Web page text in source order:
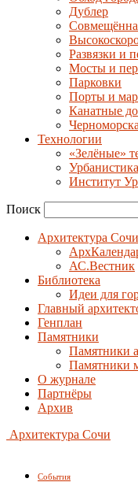
Дублер
Развязки и
Мосты и
Парковки
Порты и
Канатные
Технологии
«Зелёные»
Урбанистика
Институт
Поиск
Архитектура Сочи
АС.Вестник
Библиотека
Идеи для
Главный
Генплан
Памятники
Памятники
Памятники
О журнале
Партнёры
Архив
Архитектура Сочи
События